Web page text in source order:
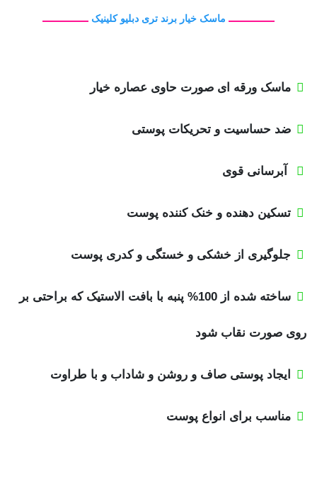
ماسک خیار برند تری دبلیو کلینیک
ماسک ورقه ای صورت حاوی عصاره خیار
ضد حساسیت و تحریکات پوستی
آبرسانی قوی
تسکین دهنده و خنک کننده پوست
جلوگیری از خشکی و خستگی و کدری پوست
ساخته شده از 100% پنبه با بافت الاستیک که براحتی بر
روی صورت نقاب شود
ایجاد پوستی صاف و روشن و شاداب و با طراوت
مناسب برای انواع پوست